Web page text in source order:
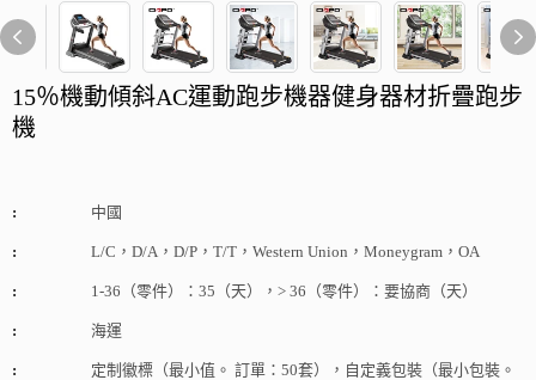
15％機動傾斜AC運動跑步機器健身器材折疊跑步
機
: 中國
: L/C，D/A，D/P，T/T，Western Union，Moneygram，OA
: 1-36（零件）：35（天），> 36（零件）：要協商（天）
: 海運
:
定制徽標（最小值。 訂單：50套），自定義包裝（最小包裝。